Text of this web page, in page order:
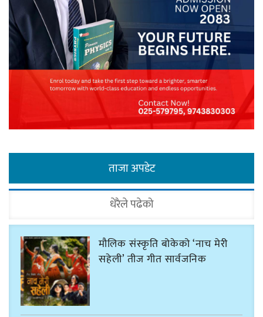
ताजा अपडेट
धेरैले पढेको
मौलिक संस्कृति बोकेको ‘नाच मेरी
सहेली’ तीज गीत सार्वजनिक